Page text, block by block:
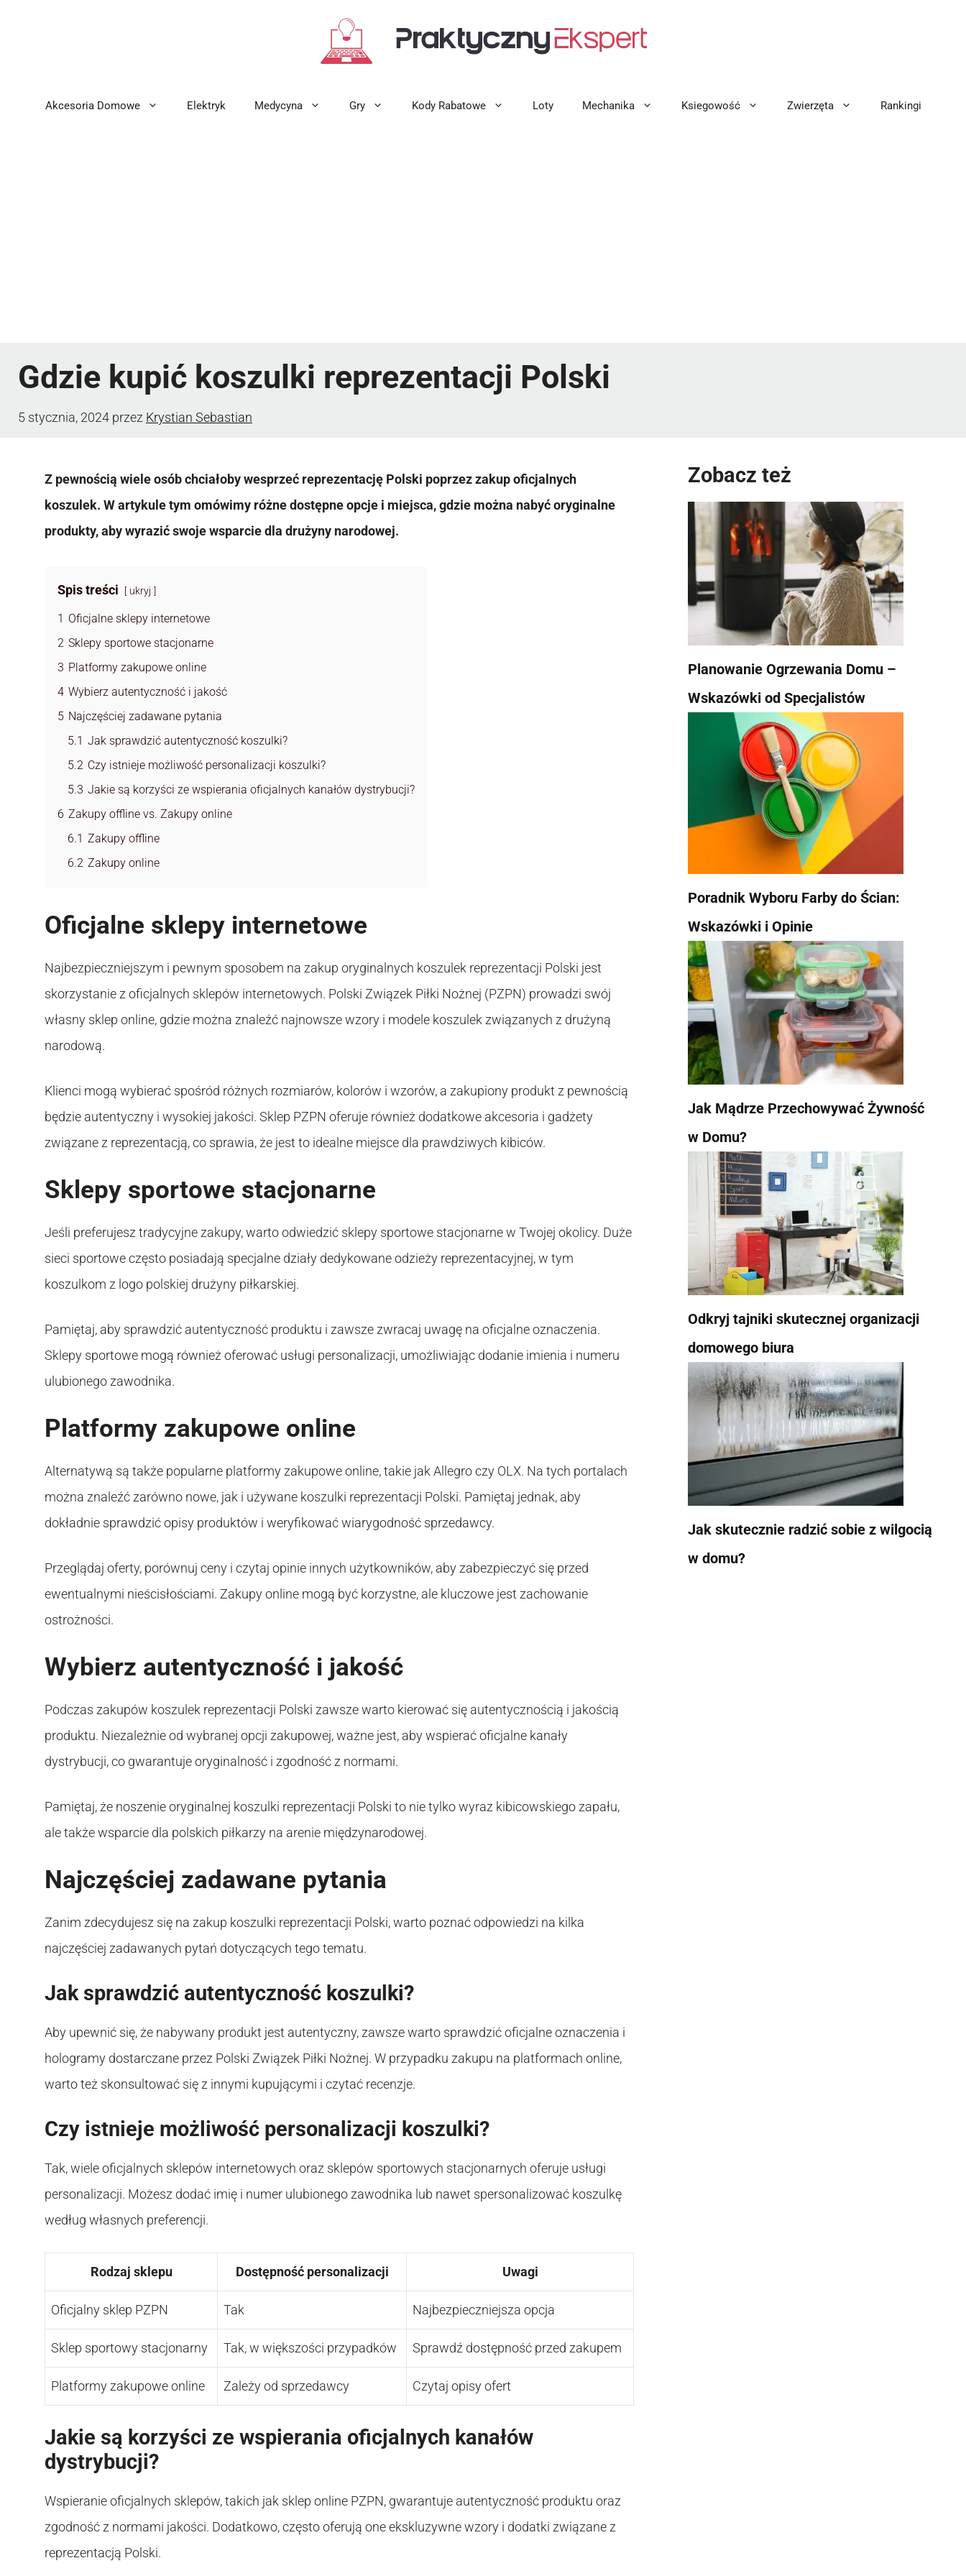
Akcesoria Domowe Elektryk Medycyna Gry Kody Rabatowe Loty Mechanika Ksiegowość Zwierzęta Rankingi
Gdzie kupić koszulki reprezentacji Polski
5 stycznia, 2024 przez Krystian Sebastian
Z pewnością wiele osób chciałoby wesprzeć reprezentację Polski poprzez zakup oficjalnych
koszulek. W artykule tym omówimy różne dostępne opcje i miejsca, gdzie można nabyć oryginalne
produkty, aby wyrazić swoje wsparcie dla drużyny narodowej.
Spis treści ukryj
1 Oficjalne sklepy internetowe
2 Sklepy sportowe stacjonarne
3 Platformy zakupowe online
4 Wybierz autentyczność i jakość
5 Najczęściej zadawane pytania
5.1 Jak sprawdzić autentyczność koszulki?
5.2 Czy istnieje możliwość personalizacji koszulki?
5.3 Jakie są korzyści ze wspierania oficjalnych kanałów dystrybucji?
6 Zakupy offline vs. Zakupy online
6.1 Zakupy offline
6.2 Zakupy online
Oficjalne sklepy internetowe
Najbezpieczniejszym i pewnym sposobem na zakup oryginalnych koszulek reprezentacji Polski jest
skorzystanie z oficjalnych sklepów internetowych. Polski Związek Piłki Nożnej (PZPN) prowadzi swój
własny sklep online, gdzie można znaleźć najnowsze wzory i modele koszulek związanych z drużyną
narodową.
Klienci mogą wybierać spośród różnych rozmiarów, kolorów i wzorów, a zakupiony produkt z pewnością
będzie autentyczny i wysokiej jakości. Sklep PZPN oferuje również dodatkowe akcesoria i gadżety
związane z reprezentacją, co sprawia, że jest to idealne miejsce dla prawdziwych kibiców.
Sklepy sportowe stacjonarne
Jeśli preferujesz tradycyjne zakupy, warto odwiedzić sklepy sportowe stacjonarne w Twojej okolicy. Duże
sieci sportowe często posiadają specjalne działy dedykowane odzieży reprezentacyjnej, w tym
koszulkom z logo polskiej drużyny piłkarskiej.
Pamiętaj, aby sprawdzić autentyczność produktu i zawsze zwracaj uwagę na oficjalne oznaczenia.
Sklepy sportowe mogą również oferować usługi personalizacji, umożliwiając dodanie imienia i numeru
ulubionego zawodnika.
Platformy zakupowe online
Alternatywą są także popularne platformy zakupowe online, takie jak Allegro czy OLX. Na tych portalach
można znaleźć zarówno nowe, jak i używane koszulki reprezentacji Polski. Pamiętaj jednak, aby
dokładnie sprawdzić opisy produktów i weryfikować wiarygodność sprzedawcy.
Przeglądaj oferty, porównuj ceny i czytaj opinie innych użytkowników, aby zabezpieczyć się przed
ewentualnymi nieścisłościami. Zakupy online mogą być korzystne, ale kluczowe jest zachowanie
ostrożności.
Wybierz autentyczność i jakość
Podczas zakupów koszulek reprezentacji Polski zawsze warto kierować się autentycznością i jakością
produktu. Niezależnie od wybranej opcji zakupowej, ważne jest, aby wspierać oficjalne kanały
dystrybucji, co gwarantuje oryginalność i zgodność z normami.
Pamiętaj, że noszenie oryginalnej koszulki reprezentacji Polski to nie tylko wyraz kibicowskiego zapału,
ale także wsparcie dla polskich piłkarzy na arenie międzynarodowej.
Najczęściej zadawane pytania
Zanim zdecydujesz się na zakup koszulki reprezentacji Polski, warto poznać odpowiedzi na kilka
najczęściej zadawanych pytań dotyczących tego tematu.
Jak sprawdzić autentyczność koszulki?
Aby upewnić się, że nabywany produkt jest autentyczny, zawsze warto sprawdzić oficjalne oznaczenia i
hologramy dostarczane przez Polski Związek Piłki Nożnej. W przypadku zakupu na platformach online,
warto też skonsultować się z innymi kupującymi i czytać recenzje.
Czy istnieje możliwość personalizacji koszulki?
Tak, wiele oficjalnych sklepów internetowych oraz sklepów sportowych stacjonarnych oferuje usługi
personalizacji. Możesz dodać imię i numer ulubionego zawodnika lub nawet spersonalizować koszulkę
według własnych preferencji.
Rodzaj sklepu Dostępność personalizacji Uwagi
Oficjalny sklep PZPN Tak Najbezpieczniejsza opcja
Sklep sportowy stacjonarny Tak, w większości przypadków Sprawdź dostępność przed zakupem
Platformy zakupowe online Zależy od sprzedawcy Czytaj opisy ofert
Jakie są korzyści ze wspierania oficjalnych kanałów
dystrybucji?
Wspieranie oficjalnych sklepów, takich jak sklep online PZPN, gwarantuje autentyczność produktu oraz
zgodność z normami jakości. Dodatkowo, często oferują one ekskluzywne wzory i dodatki związane z
reprezentacją Polski.
Zobacz też
Planowanie Ogrzewania Domu –
Wskazówki od Specjalistów
Poradnik Wyboru Farby do Ścian:
Wskazówki i Opinie
Jak Mądrze Przechowywać Żywność
w Domu?
Odkryj tajniki skutecznej organizacji
domowego biura
Jak skutecznie radzić sobie z wilgocią
w domu?